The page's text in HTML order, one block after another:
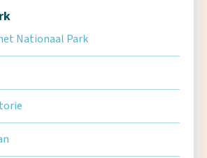
Parken
iséén van de 21
Nationaal Park